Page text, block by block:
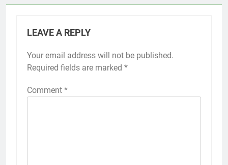
LEAVE A REPLY
Your email address will not be published.
Required fields are marked *
Comment *